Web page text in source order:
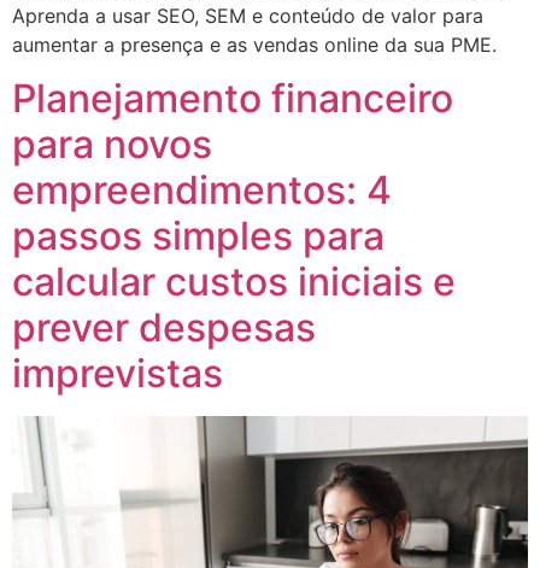
Aprenda a usar SEO, SEM e conteúdo de valor para
aumentar a presença e as vendas online da sua PME.
Planejamento financeiro
para novos
empreendimentos: 4
passos simples para
calcular custos iniciais e
prever despesas
imprevistas